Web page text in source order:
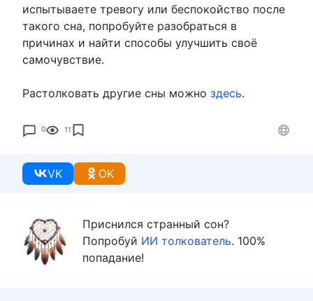
испытываете тревогу или беспокойство после
такого сна, попробуйте разобраться в
причинах и найти способы улучшить своё
самочувствие.
Растолковать другие сны можно здесь.
0 11
VK OK
Приснился странный сон?
Попробуй ИИ толкователь. 100%
попадание!